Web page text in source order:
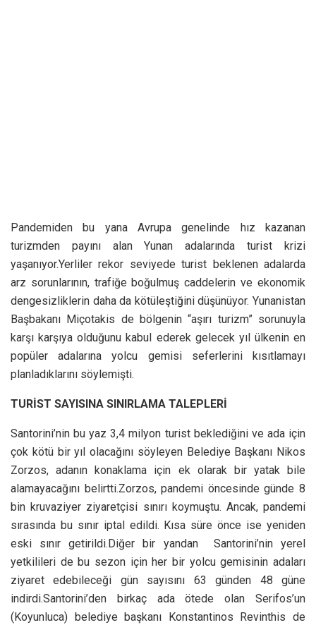
Pandemiden bu yana Avrupa genelinde hız kazanan
turizmden payını alan Yunan adalarında turist krizi
yaşanıyor.Yerliler rekor seviyede turist beklenen adalarda
arz sorunlarının, trafiğe boğulmuş caddelerin ve ekonomik
dengesizliklerin daha da kötüleştiğini düşünüyor. Yunanistan
Başbakanı Miçotakis de bölgenin “aşırı turizm” sorunuyla
karşı karşıya olduğunu kabul ederek gelecek yıl ülkenin en
popüler adalarına yolcu gemisi seferlerini kısıtlamayı
planladıklarını söylemişti.
TURİST SAYISINA SINIRLAMA TALEPLERİ
Santorini’nin bu yaz 3,4 milyon turist beklediğini ve ada için
çok kötü bir yıl olacağını söyleyen Belediye Başkanı Nikos
Zorzos, adanın konaklama için ek olarak bir yatak bile
alamayacağını belirtti.Zorzos, pandemi öncesinde günde 8
bin kruvaziyer ziyaretçisi sınırı koymuştu. Ancak, pandemi
sırasında bu sınır iptal edildi. Kısa süre önce ise yeniden
eski sınır getirildi.Diğer bir yandan Santorini’nin yerel
yetkilileri de bu sezon için her bir yolcu gemisinin adaları
ziyaret edebileceği gün sayısını 63 günden 48 güne
indirdi.Santorini’den birkaç ada ötede olan Serifos’un
(Koyunluca) belediye başkanı Konstantinos Revinthis de